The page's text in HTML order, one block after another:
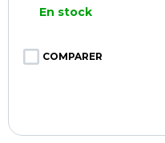
En stock
COMPARER